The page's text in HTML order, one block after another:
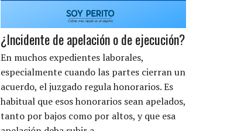
¿Incidente de apelación o de ejecución?
En muchos expedientes laborales,
especialmente cuando las partes cierran un
acuerdo, el juzgado regula honorarios. Es
habitual que esos honorarios sean apelados,
tanto por bajos como por altos, y que esa